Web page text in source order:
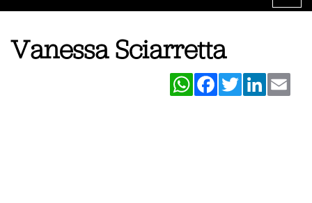
Vanessa Sciarretta
WhatsAppFacebookTwitterLinkedIn